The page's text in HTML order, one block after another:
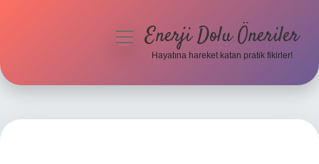
menüyüEnerji Dolu Öneriler
Hayatına hareket katan pratik fikirler!